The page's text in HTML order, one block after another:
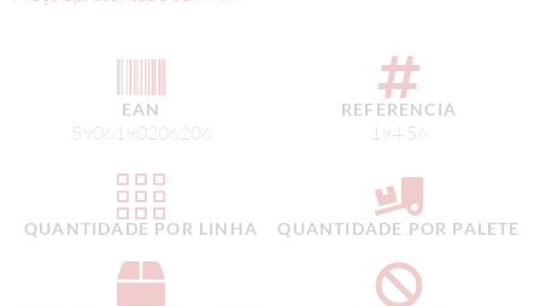
EAN
5906190206206
QUANTIDADE POR LINHA
REFERENCIA
194.56
QUANTIDADE POR PALETE